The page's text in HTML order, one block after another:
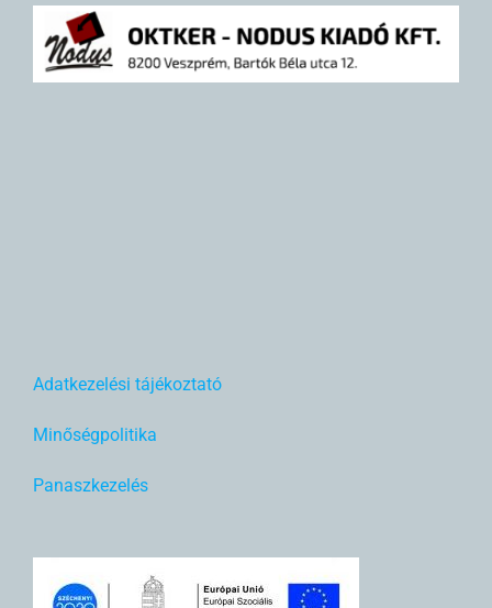
Adatkezelési tájékoztató
Minőségpolitika
Panaszkezelés